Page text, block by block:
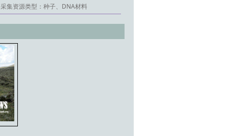
采集资源类型：种子、DNA材料